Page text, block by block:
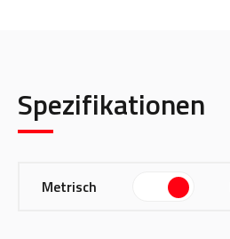
Spezifikationen
Metrisch